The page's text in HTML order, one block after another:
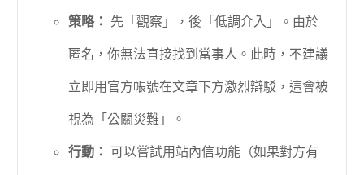
策略： 先「觀察」，後「低調介入」。由於
匿名，你無法直接找到當事人。此時，不建議
立即用官方帳號在文章下方激烈辯駁，這會被
視為「公關災難」。
行動： 可以嘗試用站內信功能（如果對方有